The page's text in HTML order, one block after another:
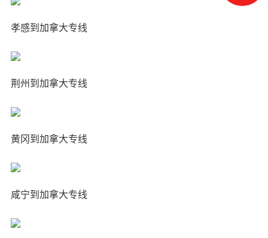
孝感到加拿大专线
荆州到加拿大专线
黄冈到加拿大专线
咸宁到加拿大专线